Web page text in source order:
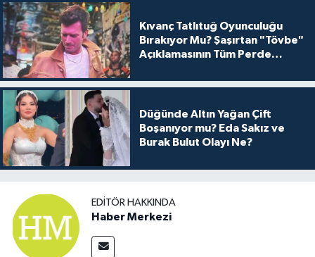
Kıvanç Tatlıtuğ Oyunculuğu
Bırakıyor Mu? Şaşırtan "Tövbe"
Açıklamasının Tüm Perde
Düğünde Altın Yağan Çift
Boşanıyor mu? Eda Sakız ve
Burak Bulut Olayı Ne?
EDITÖR HAKKINDA
Haber Merkezi